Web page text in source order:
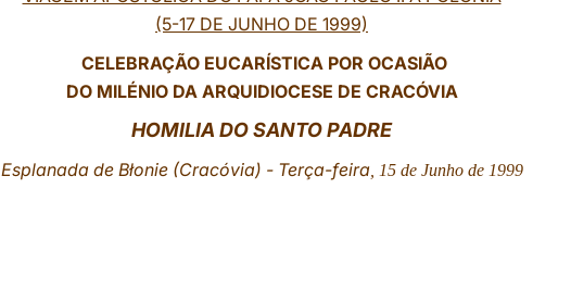
(5-17 DE JUNHO DE 1999)
CELEBRAÇÃO EUCARÍSTICA POR OCASIÃO
DO MILÉNIO DA ARQUIDIOCESE DE CRACÓVIA
HOMILIA DO SANTO PADRE
Esplanada de Błonie (Cracóvia) - Terça-feira, 15 de Junho de 1999